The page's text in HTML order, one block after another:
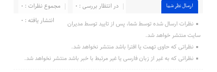
ارسال نظر شما مجموع نظرات : ۰
در انتظار بررسی : ۰
انتشار یافته : ۰
نظرات ارسال شده توسط شما، پس از تایید توسط مدیران
سایت منتشر خواهد شد.
نظراتی که حاوی تهمت یا افترا باشد منتشر نخواهد شد.
نظراتی که به غیر از زبان فارسی یا غیر مرتبط با خبر باشد منتشر نخواهد شد.